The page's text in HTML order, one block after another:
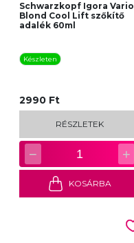
Schwarzkopf Igora Vario
Blond Cool Lift szőkítő
adalék 60ml
Készleten
2990 Ft
RÉSZLETEK
− 1 +
KOSÁRBA